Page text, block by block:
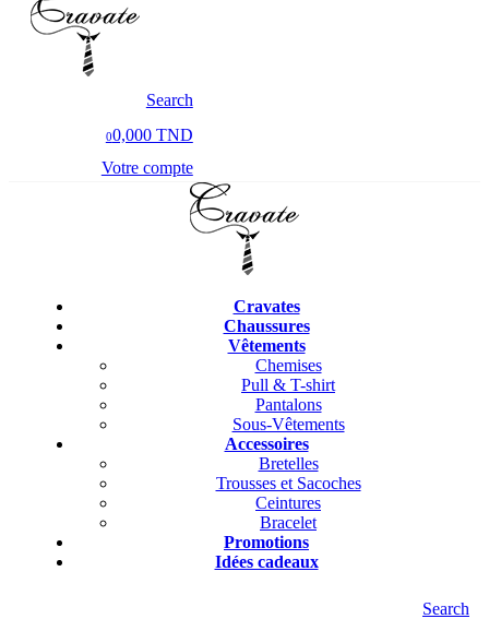
Search
00,000 TND
Votre compte
Cravates
Chaussures
Vêtements
Chemises
Pull & T-shirt
Pantalons
Sous-Vêtements
Accessoires
Bretelles
Trousses et Sacoches
Ceintures
Bracelet
Promotions
Idées cadeaux
Search